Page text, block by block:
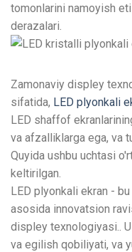
tomonlarini namoyish
derazalari.
Zamonaviy displey
sifatida, LED plyonkali
LED shaffof
va afzalliklarga ega, va
Quyida ushbu uchtasi
keltirilgan.
LED plyonkali ekran -
asosida innovatsion
displey texnologiyasi..
va egilish qobiliyati, va